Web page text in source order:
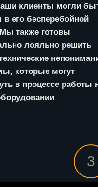
клиенты могли
в его бесперебойной
также готовы
лояльно решить
которые могут
в процессе работы
3